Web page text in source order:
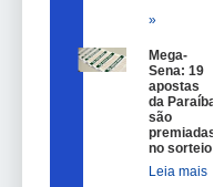
»
Mega-
Sena: 19
apostas
da Paraíba
são
premiadas
no sorteio
Leia mais